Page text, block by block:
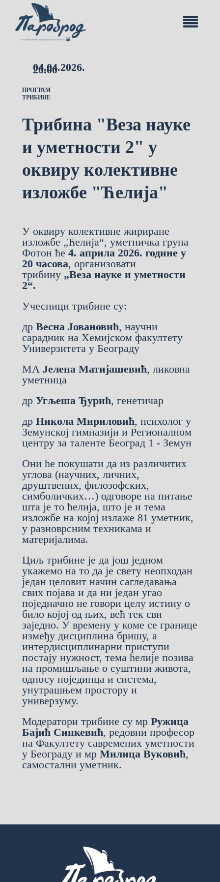
04.04.2026.
20.00
ПРОГРАМ
ТРИБИНЕ
Трибина "Веза науке
и уметности 2" у
оквиру колективне
изложбе "Ћелија"
У оквиру колективне жириране
изложбе „Ћелија“, уметничка група
Фотон ће 4. априла 2026. године у
20 часова, организовати
трибину„Веза науке и уметности
2“.
Учесници трибине су:
др Весна Јовановић, научни
сарадник на Хемијском факултету
Универзитета у Београду
МА Јелена Матијашевић, ликовна
уметница
др Угљеша Ђурић, генетичар
др Никола Мириловић, психолог у
Земунској гимназији и Регионалном
центру за таленте Београд 1 - Земун
Они ће покушати да из различитих
углова (научних, личних,
друштвених, филозофских,
симболичких…) одговоре на питање
шта је то ћелија, што је и тема
изложбе на којој излаже 81 уметник,
у разноврсним техникама и
материјалима.
Циљ трибине је да још једном
укажемо на то да је свету неопходан
један целовит начин сагледавања
свих појава и да ни један угао
поједначно не говори целу истину о
било којој од њих, већ тек сви
заједно. У времену у коме се границе
између дисциплина бришу, а
интердисциплинарни приступи
постају нужност, тема ћелије позива
на промишљање о суштини живота,
односу појединца и система,
унутрашњем простору и
универзуму.
Модератори трибине су мр Ружица
Бајић Синкевић, редовни професор
на Факултету савремених уметности
у Београду и мр Милица Вуковић,
самостални уметник.